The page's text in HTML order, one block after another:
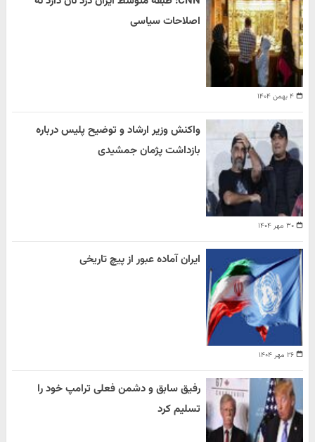
۴ بهمن ۱۴۰۴
اصلاحات سیاسی
۳۰ مهر ۱۴۰۴
واکنش وزیر ارشاد و توضیح پلیس درباره
بازداشت پژمان جمشیدی
۲۶ مهر ۱۴۰۴
ایران آماده عبور از پیچ تاریخی
رفیق سابق و دشمن فعلی ترامپ خود را
تسلیم کرد